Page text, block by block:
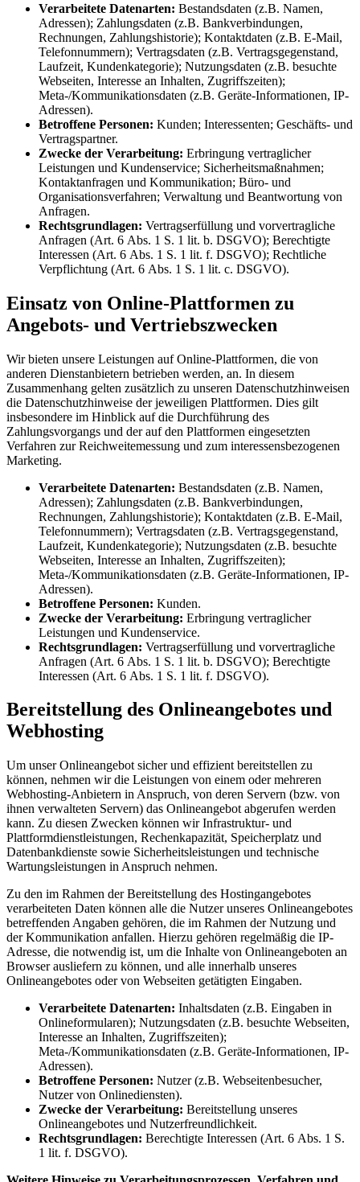
Verarbeitete Datenarten: Bestandsdaten (z.B. Namen,
Adressen); Zahlungsdaten (z.B. Bankverbindungen,
Rechnungen, Zahlungshistorie); Kontaktdaten (z.B. E‑Mail,
Telefonnummern); Vertragsdaten (z.B. Vertragsgegenstand,
Laufzeit, Kundenkategorie); Nutzungsdaten (z.B. besuchte
Webseiten, Interesse an Inhalten, Zugriffszeiten);
Meta-/Kommunikationsdaten (z.B. Geräte-Informationen, IP-
Adressen).
Betroffene Personen: Kunden; Interessenten; Geschäfts- und
Vertragspartner.
Zwecke der Verarbeitung: Erbringung vertraglicher
Leistungen und Kundenservice; Sicherheitsmaßnahmen;
Kontaktanfragen und Kommunikation; Büro- und
Organisationsverfahren; Verwaltung und Beantwortung von
Anfragen.
Rechtsgrundlagen: Vertragserfüllung und vorvertragliche
Anfragen (Art. 6 Abs. 1 S. 1 lit. b. DSGVO); Berechtigte
Interessen (Art. 6 Abs. 1 S. 1 lit. f. DSGVO); Rechtliche
Verpflichtung (Art. 6 Abs. 1 S. 1 lit. c. DSGVO).
Einsatz von Online-Plattformen zu
Angebots- und Vertriebszwecken
Wir bieten unsere Leistungen auf Online-Plattformen, die von
anderen Dienstanbietern betrieben werden, an. In diesem
Zusammenhang gelten zusätzlich zu unseren Datenschutzhinweisen
die Datenschutzhinweise der jeweiligen Plattformen. Dies gilt
insbesondere im Hinblick auf die Durchführung des
Zahlungsvorgangs und der auf den Plattformen eingesetzten
Verfahren zur Reichweitemessung und zum interessensbezogenen
Marketing.
Verarbeitete Datenarten: Bestandsdaten (z.B. Namen,
Adressen); Zahlungsdaten (z.B. Bankverbindungen,
Rechnungen, Zahlungshistorie); Kontaktdaten (z.B. E‑Mail,
Telefonnummern); Vertragsdaten (z.B. Vertragsgegenstand,
Laufzeit, Kundenkategorie); Nutzungsdaten (z.B. besuchte
Webseiten, Interesse an Inhalten, Zugriffszeiten);
Meta-/Kommunikationsdaten (z.B. Geräte-Informationen, IP-
Adressen).
Betroffene Personen: Kunden.
Zwecke der Verarbeitung: Erbringung vertraglicher
Leistungen und Kundenservice.
Rechtsgrundlagen: Vertragserfüllung und vorvertragliche
Anfragen (Art. 6 Abs. 1 S. 1 lit. b. DSGVO); Berechtigte
Interessen (Art. 6 Abs. 1 S. 1 lit. f. DSGVO).
Bereitstellung des Onlineangebotes und
Webhosting
Um unser Onlineangebot sicher und effizient bereitstellen zu
können, nehmen wir die Leistungen von einem oder mehreren
Webhosting-Anbietern in Anspruch, von deren Servern (bzw. von
ihnen verwalteten Servern) das Onlineangebot abgerufen werden
kann. Zu diesen Zwecken können wir Infrastruktur- und
Plattformdienstleistungen, Rechenkapazität, Speicherplatz und
Datenbankdienste sowie Sicherheitsleistungen und technische
Wartungsleistungen in Anspruch nehmen.
Zu den im Rahmen der Bereitstellung des Hostingangebotes
verarbeiteten Daten können alle die Nutzer unseres Onlineangebotes
betreffenden Angaben gehören, die im Rahmen der Nutzung und
der Kommunikation anfallen. Hierzu gehören regelmäßig die IP-
Adresse, die notwendig ist, um die Inhalte von Onlineangeboten an
Browser ausliefern zu können, und alle innerhalb unseres
Onlineangebotes oder von Webseiten getätigten Eingaben.
Verarbeitete Datenarten: Inhaltsdaten (z.B. Eingaben in
Onlineformularen); Nutzungsdaten (z.B. besuchte Webseiten,
Interesse an Inhalten, Zugriffszeiten);
Meta-/Kommunikationsdaten (z.B. Geräte-Informationen, IP-
Adressen).
Betroffene Personen: Nutzer (z.B. Webseitenbesucher,
Nutzer von Onlinediensten).
Zwecke der Verarbeitung: Bereitstellung unseres
Onlineangebotes und Nutzerfreundlichkeit.
Rechtsgrundlagen: Berechtigte Interessen (Art. 6 Abs. 1 S.
1 lit. f. DSGVO).